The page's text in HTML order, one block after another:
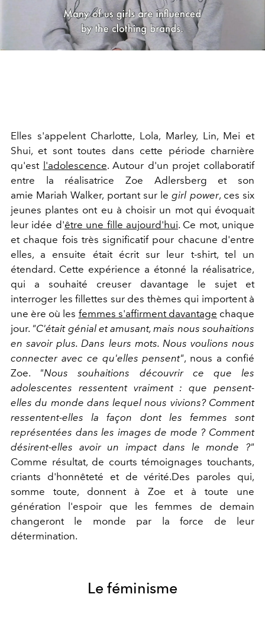
Elles s'appelent Charlotte, Lola, Marley, Lin, Mei et
Shui, et sont toutes dans cette période charnière
qu'est l'adolescence. Autour d'un projet collaboratif
entre la réalisatrice Zoe Adlersberg et son
amie Mariah Walker, portant sur legirl power, ces six
jeunes plantes ont eu à choisir un mot qui évoquait
leur idée d'être une fille aujourd'hui. Ce mot, unique
et chaque fois très significatif pour chacune d'entre
elles, a ensuite était écrit sur leur t-shirt, tel un
étendard. Cette expérience a étonné la réalisatrice,
qui a souhaité creuser davantage le sujet et
interroger les fillettes sur des thèmes qui importent à
une ère où les femmes s'affirment davantage chaque
jour. "C'était génial et amusant, mais nous souhaitions
en savoir plus. Dans leurs mots. Nous voulions nous
connecter avec ce qu'elles pensent", nous a confié
Zoe. "Nous souhaitions découvrir ce que les
adolescentes ressentent vraiment : que pensent-
elles du monde dans lequel nous vivions? Comment
ressentent-elles la façon dont les femmes sont
représentées dans les images de mode ? Comment
désirent-elles avoir un impact dans le monde ?"
Comme résultat, de courts témoignages touchants,
criants d'honnêteté et de vérité.Des paroles qui,
somme toute, donnent à Zoe et à toute une
génération l'espoir que les femmes de demain
changeront le monde par la force de leur
détermination.
Le féminisme